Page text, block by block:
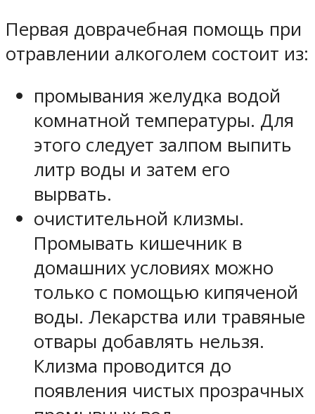
Первая доврачебная помощь при
отравлении алкоголем состоит из:
промывания желудка водой
комнатной температуры. Для
этого следует залпом выпить
литр воды и затем его
вырвать.
очистительной клизмы.
Промывать кишечник в
домашних условиях можно
только с помощью кипяченой
воды. Лекарства или травяные
отвары добавлять нельзя.
Клизма проводится до
появления чистых прозрачных